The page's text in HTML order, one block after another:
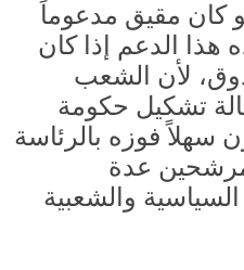
كان مقيق مدعوماً
هذا الدعم إذا كان
لأن الشعب
تشكيل حكومة
سهلاً فوزه بالرئاسة
عدة
والشعبية